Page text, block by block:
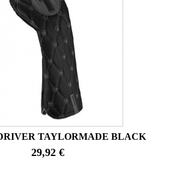
TAYLORMADE BLACK
29,92 €